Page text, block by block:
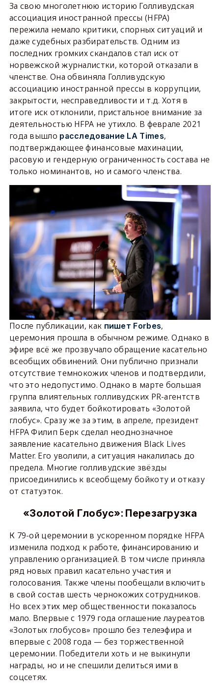
За свою многолетнюю историю Голливудская
ассоциация иностранной прессы (HFPA)
пережила немало критики, спорных ситуаций и
даже судебных разбирательств. Одним из
последних громких скандалов стал иск от
норвежской журналистки, которой отказали в
членстве. Она обвиняла Голливудскую
ассоциацию иностранной прессы в коррупции,
закрытости, несправедливости и т.д. Хотя в
итоге иск отклонили, пристальное внимание за
деятельностью HFPA не утихло. В феврале 2021
года вышло расследование LA Times,
подтверждающее финансовые махинации,
расовую и гендерную ограниченность состава не
только номинантов, но и самого членства.
После публикации, как пишет Forbes,
церемония прошла в обычном режиме. Однако в
эфире всё же прозвучало обращение касательно
всеобщих обвинений. Они публично признали
отсутствие темнокожих членов и подтвердили,
что это недопустимо. Однако в марте большая
группа влиятельных голливудских PR-агентств
заявила, что будет бойкотировать «Золотой
глобус». Сразу же за этим, в апреле, президент
HFPA Филип Берк сделал неоднозначное
заявление касательно движения Black Lives
Matter. Его уволили, а ситуация накалилась до
предела. Многие голливудские звёзды
присоединились к всеобщему бойкоту и отказу
от статуэток.
«Золотой Глобус»: Перезагрузка
К 79-ой церемонии в ускоренном порядке HFPA
изменила подход к работе, финансированию и
управлению организацией. В том числе приняла
ряд новых правил касательно участия и
голосования. Также члены пообещали включить
в свой состав шесть чернокожих сотрудников.
Но всех этих мер общественности показалось
мало. Впервые с 1979 года оглашение лауреатов
«Золотых глобусов» прошло без телеэфира и
впервые с 2008 года — без торжественной
церемонии. Победители хоть и не выкинули
награды, но и не спешили делиться ими в
соцсетях.